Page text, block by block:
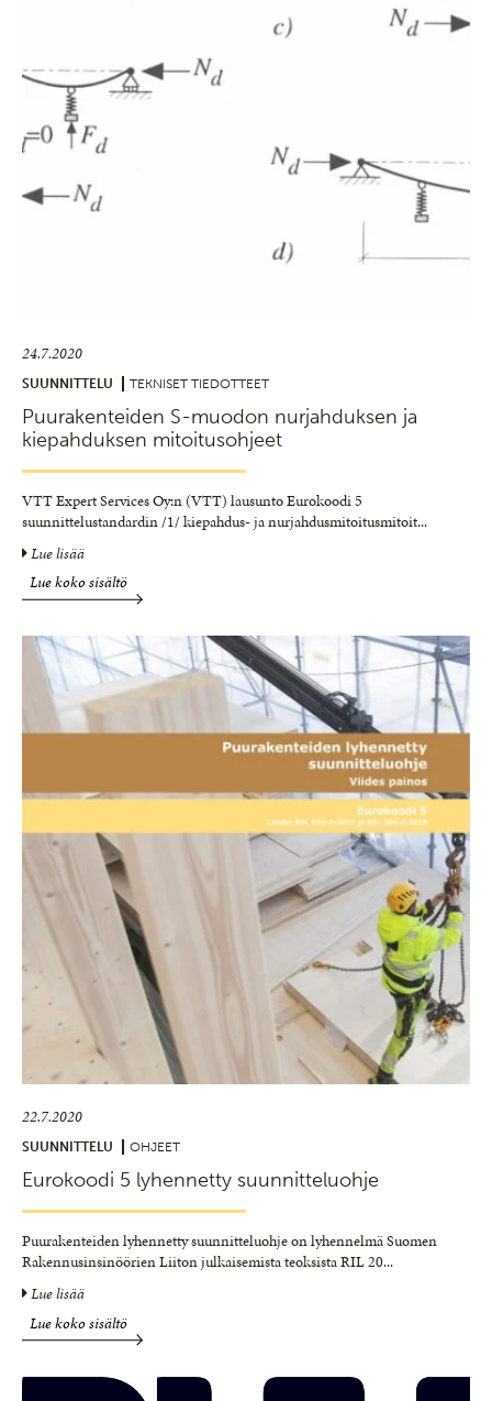
24.7.2020
SUUNNITTELU TEKNISET TIEDOTTEET
Puurakenteiden S-muodon nurjahduksen ja
kiepahduksen mitoitusohjeet
VTT Expert Services Oy:n (VTT) lausunto Eurokoodi 5
suunnittelustandardin /1/ kiepahdus- ja nurjahdusmitoitusmitoit...
Lue lisää
Lue koko sisältö
22.7.2020
SUUNNITTELU OHJEET
Eurokoodi 5 lyhennetty suunnitteluohje
Puurakenteiden lyhennetty suunnitteluohje on lyhennelmä Suomen
Rakennusinsinöörien Liiton julkaisemista teoksista RIL 20...
Lue lisää
Lue koko sisältö